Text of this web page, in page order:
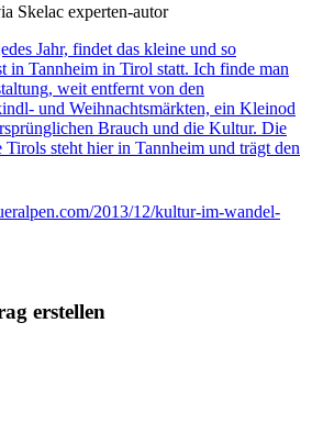
Skelac experten-autor
Jahr, findet das kleine und so
in Tannheim in Tirol statt. Ich finde man
weit entfernt von den
und Weihnachtsmärkten, ein Kleinod
Brauch und die Kultur. Die
steht hier in Tannheim und trägt den
2013/12/kultur-im-wandel-
erstellen